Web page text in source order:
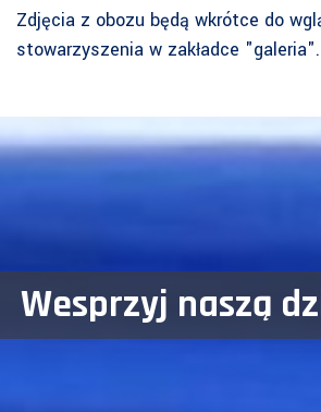
Zdjęcia z obozu będą wkrótce do
stowarzyszenia w zakładce "galeria".
Wesprzyj naszą